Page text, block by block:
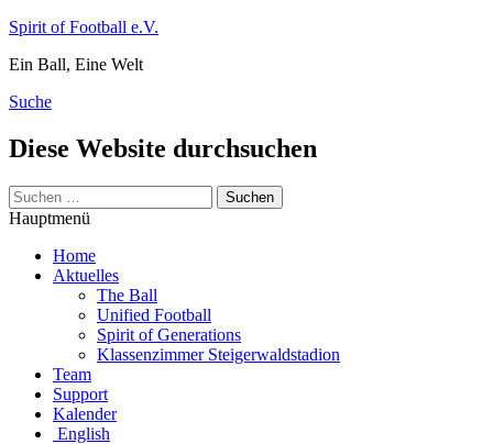
Zum
springen
Spirit of Football e.V.
Ein Ball, Eine Welt
Suche
Diese Website durchsuchen
Suchen
nach:
Hauptmenü
Home
Aktuelles
The Ball
Unified Football
Spirit of Generations
Klassenzimmer Steigerwaldstadion
Team
Support
Kalender
English